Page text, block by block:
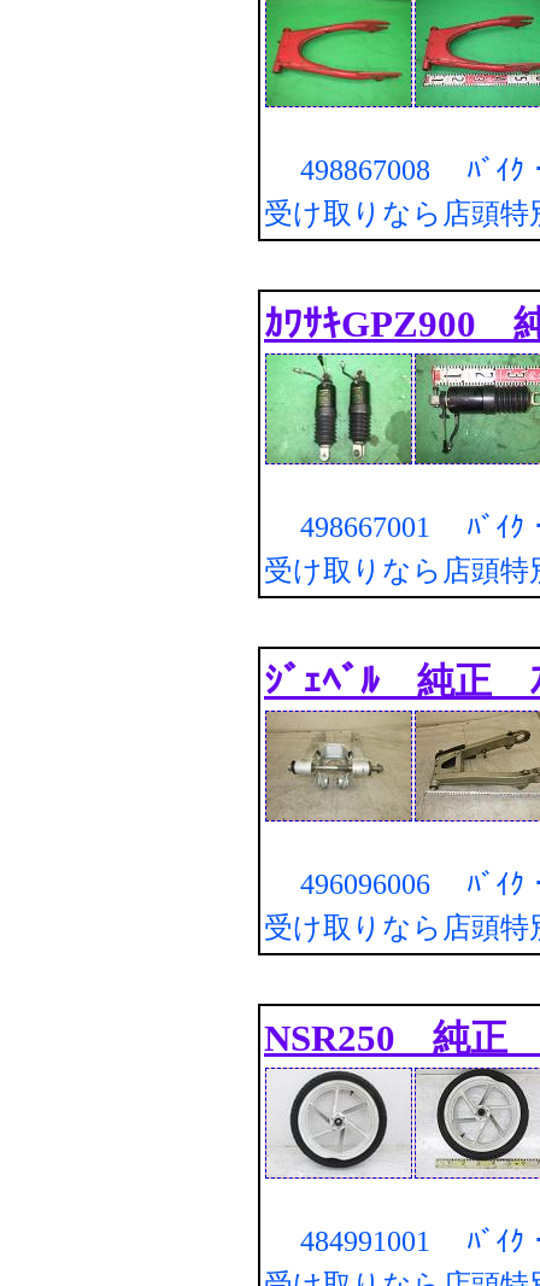
498867008 ﾊﾞｲｸ
受け取りなら店頭特
ｶﾜｻｷGPZ900
498667001 ﾊﾞｲｸ
受け取りなら店頭特
ｼﾞｪﾍﾞﾙ 純正 ｽ
496096006 ﾊﾞｲｸ
受け取りなら店頭特
NSR250 純正
484991001 ﾊﾞｲｸ